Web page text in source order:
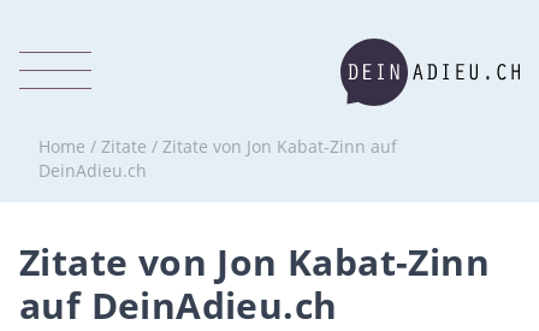
Home / Zitate / Zitate von Jon Kabat-Zinn auf
DeinAdieu.ch
Zitate von Jon Kabat-Zinn
auf DeinAdieu.ch